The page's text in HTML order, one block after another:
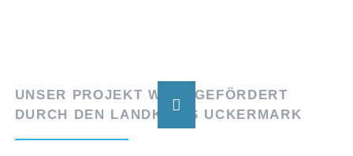
UNSER PROJEKT WIRD GEFÖRDERT
DURCH DEN LANDKREIS UCKERMARK